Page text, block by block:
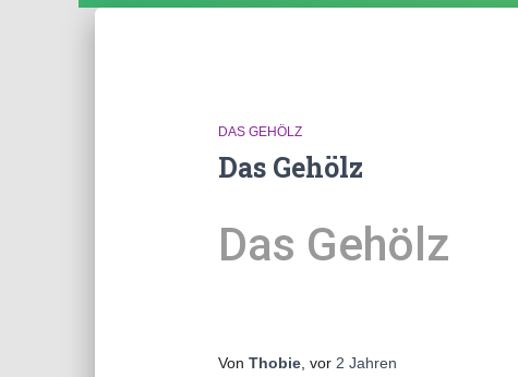
DAS GEHÖLZ
Das Gehölz
Das Gehölz
Von Thobie, vor 2 Jahren